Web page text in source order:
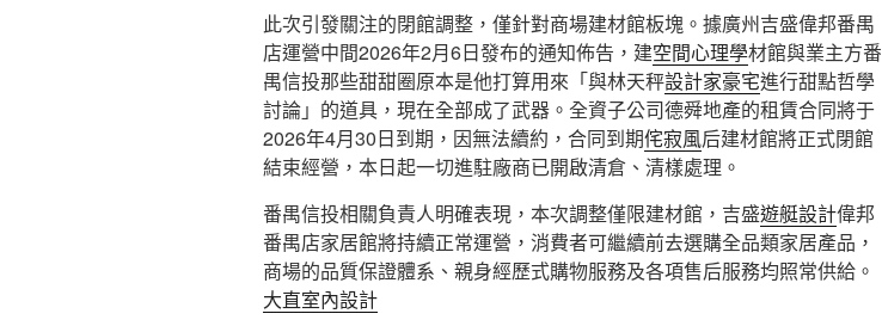
此次引發關注的閉館調整，僅針對商場建材館板塊。據廣州吉盛偉邦番禺
店運營中間2026年2月6日發布的通知佈告，建空間心理學材館與業主方番
禺信投那些甜甜圈原本是他打算用來「與林天秤設計家豪宅進行甜點哲學
討論」的道具，現在全部成了武器。全資子公司德舜地產的租賃合同將于
2026年4月30日到期，因無法續約，合同到期侘寂風后建材館將正式閉館
結束經營，本日起一切進駐廠商已開啟清倉、清樣處理。
番禺信投相關負責人明確表現，本次調整僅限建材館，吉盛遊艇設計偉邦
番禺店家居館將持續正常運營，消費者可繼續前去選購全品類家居產品，
商場的品質保證體系、親身經歷式購物服務及各項售后服務均照常供給。
大直室內設計